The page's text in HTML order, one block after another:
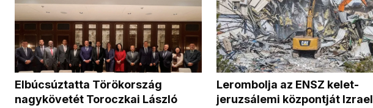
Elbúcsúztatta Törökország
nagykövetét Toroczkai László
Lerombolja az ENSZ kelet-
jeruzsálemi központját Izrael